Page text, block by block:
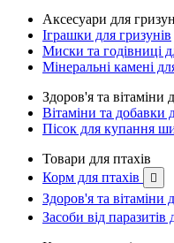
Аксесуари для
Іграшки для гризунів
Миски та годівниці
Мінеральні камені
Здоров'я та вітаміни
Вітаміни та добавки
Пісок для купання
Товари для птахів
Корм для птахів

Здоров'я та вітаміни
Засоби від паразитів